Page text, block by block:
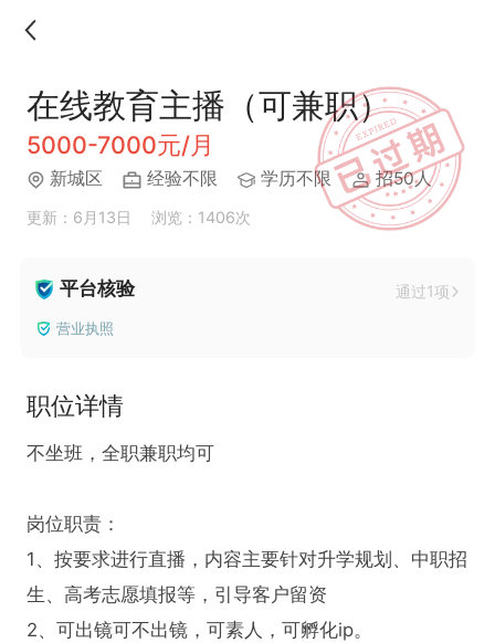
在线教育主播（可兼职）
5000-7000元/月
新城区 经验不限 学历不限 招50人
更新：6月13日 浏览：1406次
平台核验 通过1项
营业执照
职位详情
不坐班，全职兼职均可
岗位职责：
1、按要求进行直播，内容主要针对升学规划、中职招
生、高考志愿填报等，引导客户留资
2、可出镜可不出镜，可素人，可孵化ip。